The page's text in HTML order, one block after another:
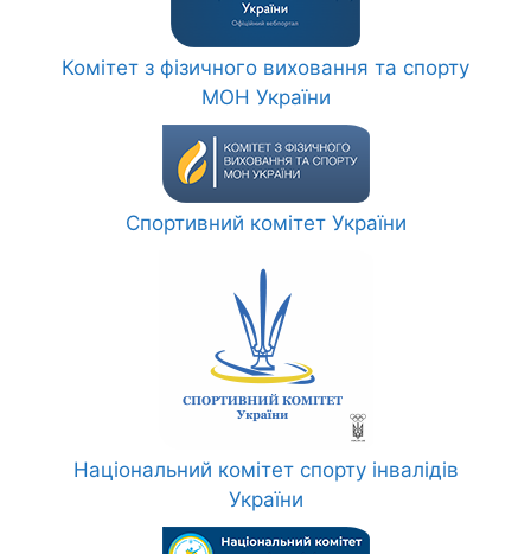
Комітет з фізичного виховання та спорту
МОН України
Спортивний комітет України
Національний комітет спорту інвалідів
України